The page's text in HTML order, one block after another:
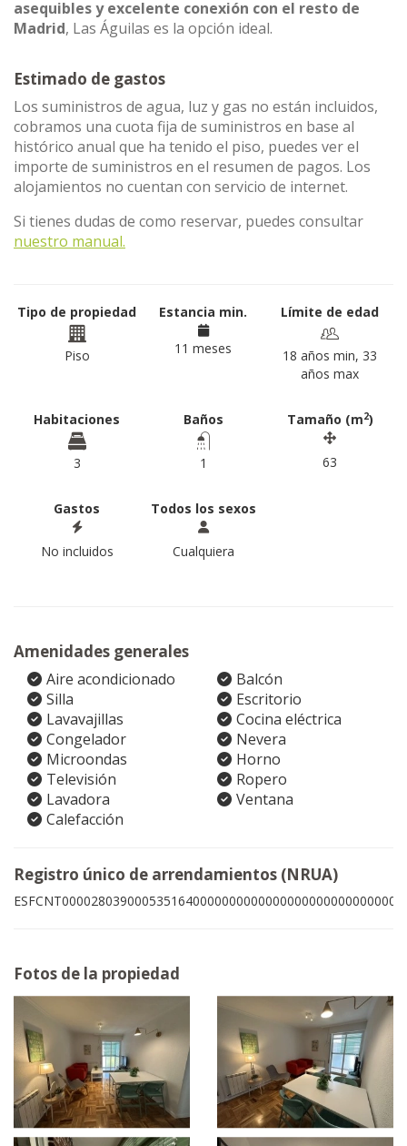
asequibles y excelente conexión con el resto de
Madrid, Las Águilas es la opción ideal.
Estimado de gastos
Los suministros de agua, luz y gas no están incluidos,
cobramos una cuota fija de suministros en base al
histórico anual que ha tenido el piso, puedes ver el
importe de suministros en el resumen de pagos. Los
alojamientos no cuentan con servicio de internet.
Si tienes dudas de como reservar, puedes consultar
nuestro manual.
Tipo de propiedad
Piso
Estancia min.
11 meses
Límite de edad
18 años min, 33
años max
Habitaciones
3
Baños
1
Tamaño (m2)
63
Gastos
No incluidos
Todos los sexos
Cualquiera
Amenidades generales
Aire acondicionado
Balcón
Silla
Escritorio
Lavavajillas
Cocina eléctrica
Congelador
Nevera
Microondas
Horno
Televisión
Ropero
Lavadora
Ventana
Calefacción
Registro único de arrendamientos (NRUA)
ESFCNT00002803900053516400000000000000000000000000005
Fotos de la propiedad